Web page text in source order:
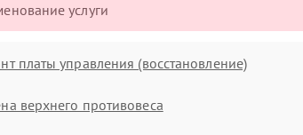
услуги
платы управления (восстановление)
верхнего противовеса